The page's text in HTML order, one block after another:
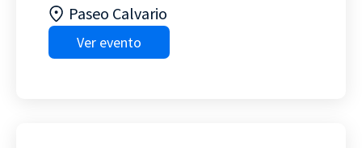
Paseo Calvario
Ver evento